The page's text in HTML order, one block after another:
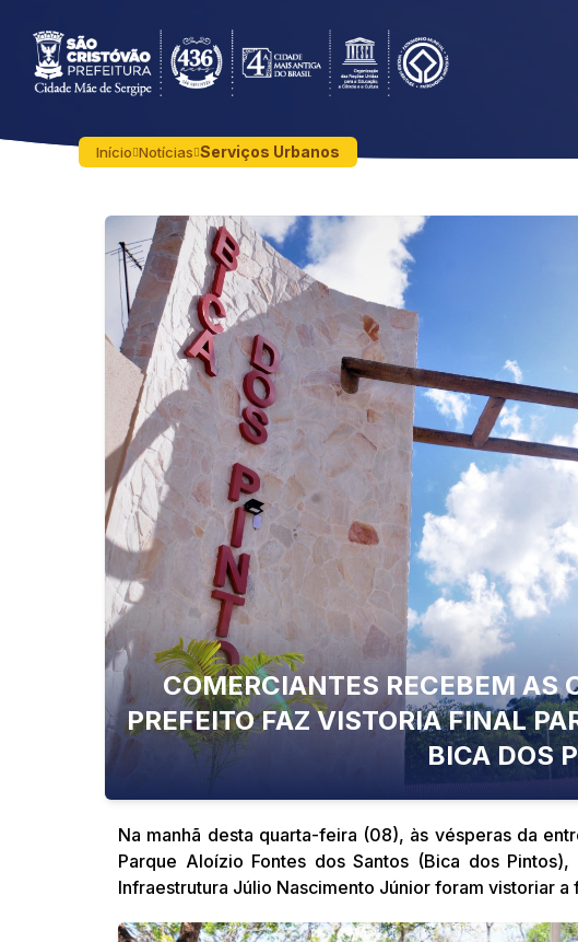
Início Notícias Serviços Urbanos
COMERCIANTES RECEBEM AS
PREFEITO FAZ VISTORIA FINAL
BICA DOS
Na manhã desta quarta-feira (08), às vésperas da
Parque Aloízio Fontes dos Santos (Bica dos
Infraestrutura Júlio Nascimento Júnior foram vistoriar